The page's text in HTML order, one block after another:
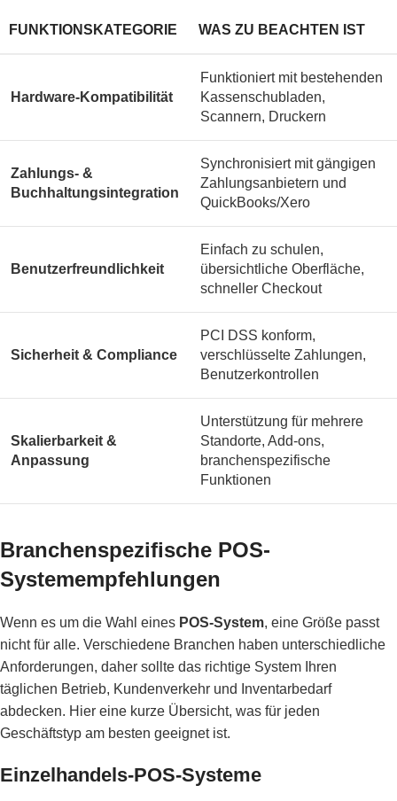
FUNKTIONSKATEGORIE WAS ZU BEACHTEN IST
Hardware-Kompatibilität
Funktioniert mit bestehenden
Kassenschubladen,
Scannern, Druckern
Zahlungs- &
Buchhaltungsintegration
Synchronisiert mit gängigen
Zahlungsanbietern und
QuickBooks/Xero
Benutzerfreundlichkeit
Einfach zu schulen,
übersichtliche Oberfläche,
schneller Checkout
Sicherheit & Compliance
PCI DSS konform,
verschlüsselte Zahlungen,
Benutzerkontrollen
Skalierbarkeit &
Anpassung
Unterstützung für mehrere
Standorte, Add-ons,
branchenspezifische
Funktionen
Branchenspezifische POS-
Systemempfehlungen
Wenn es um die Wahl eines POS-System, eine Größe passt
nicht für alle. Verschiedene Branchen haben unterschiedliche
Anforderungen, daher sollte das richtige System Ihren
täglichen Betrieb, Kundenverkehr und Inventarbedarf
abdecken. Hier eine kurze Übersicht, was für jeden
Geschäftstyp am besten geeignet ist.
Einzelhandels-POS-Systeme